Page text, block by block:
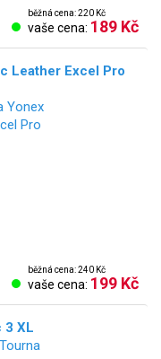
běžná cena: 220 Kč
vaše cena: 189 Kč
Leather Excel Pro
běžná cena: 240 Kč
vaše cena: 199 Kč
3 XL